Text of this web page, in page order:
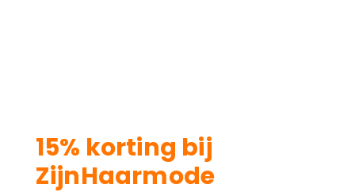
15% korting bij
ZijnHaarmode